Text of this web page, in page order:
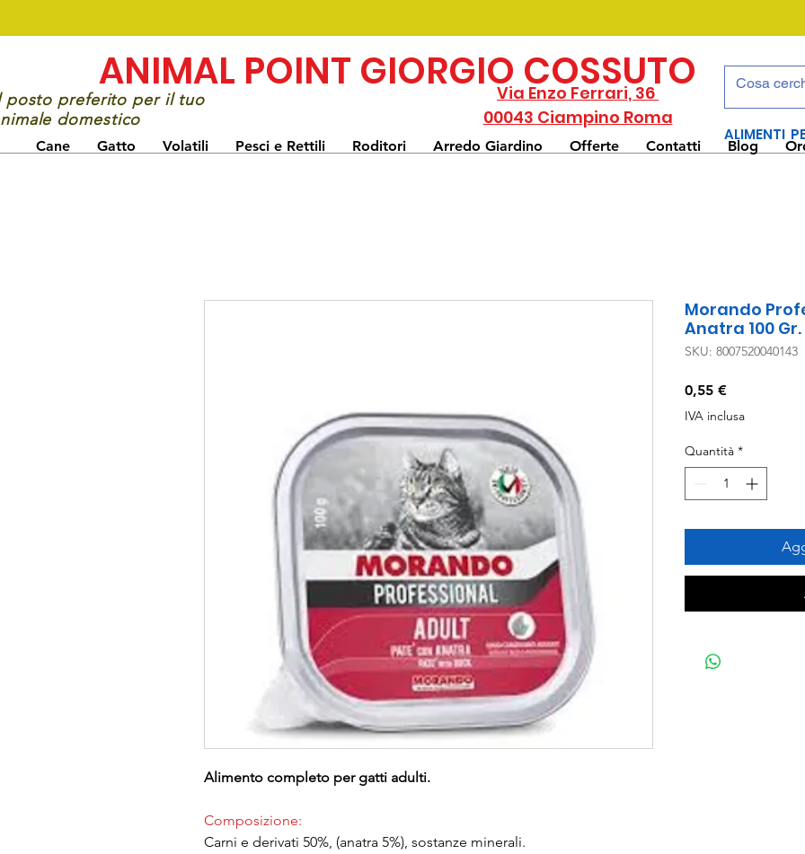
Cane Gatto Volatili Pesci e Rettili Roditori Arredo Giardino Offerte Contatti Blog
ANIMAL POINT GIORGIO COSSUTO
posto preferito per il tuo
domestico
Via Enzo Ferrari, 36
00043 Ciampino Roma
ALIMENTI
Alimento completo per gatti adulti.
Composizione:
Carni e derivati 50%, (anatra 5%), sostanze minerali.
Morando
Anatra 100 Gr.
SKU: 8007520040143
0,55 €Prezzo
IVA inclusa
Quantità *